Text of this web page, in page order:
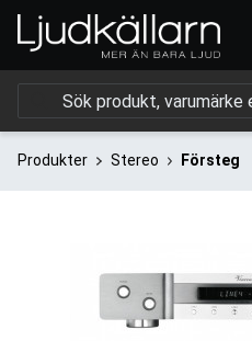
Produkter Stereo Försteg